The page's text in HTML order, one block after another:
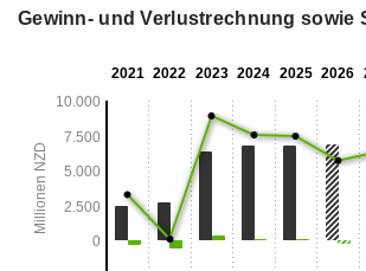
Gewinn- und Verlustrechnung sowie